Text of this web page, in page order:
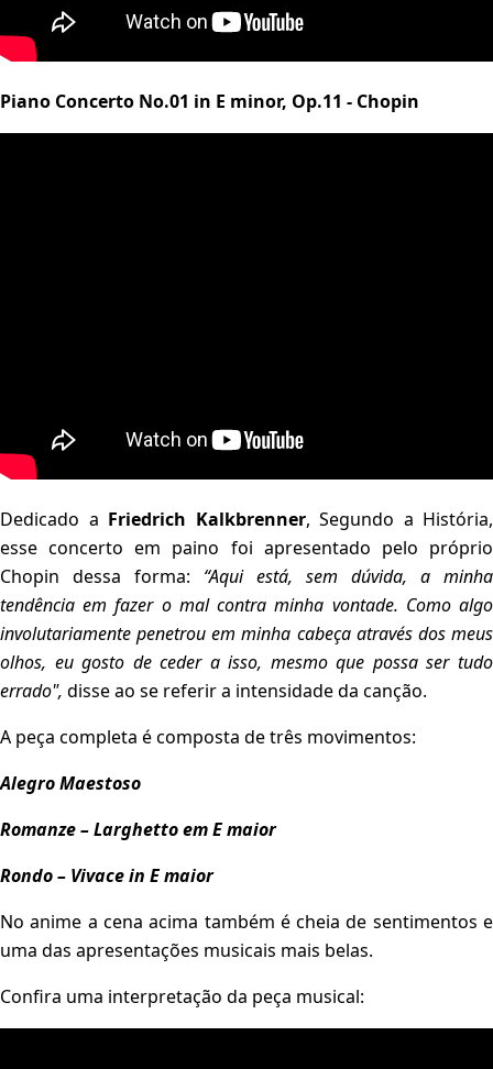
Piano Concerto No.01 in E minor, Op.11 - Chopin
Dedicado a Friedrich Kalkbrenner, Segundo a História,
esse concerto em paino foi apresentado pelo próprio
Chopin dessa forma: “Aqui está, sem dúvida, a minha
tendência em fazer o mal contra minha vontade. Como algo
involutariamente penetrou em minha cabeça através dos meus
olhos, eu gosto de ceder a isso, mesmo que possa ser tudo
errado", disse ao se referir a intensidade da canção.
A peça completa é composta de três movimentos:
Alegro Maestoso
Romanze – Larghetto em E maior
Rondo – Vivace in E maior
No anime a cena acima também é cheia de sentimentos e
uma das apresentações musicais mais belas.
Confira uma interpretação da peça musical: